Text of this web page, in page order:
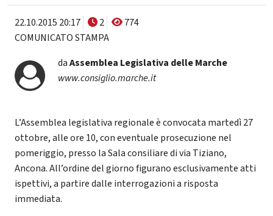
22.10.2015 20:17 2
774
COMUNICATO STAMPA
daAssemblea Legislativa delle Marche
www.consiglio.marche.it
L’Assemblea legislativa regionale è convocata martedì 27
ottobre, alle ore 10, con eventuale prosecuzione nel
pomeriggio, presso la Sala consiliare di via Tiziano,
Ancona. All’ordine del giorno figurano esclusivamente atti
ispettivi, a partire dalle interrogazioni a risposta
immediata.